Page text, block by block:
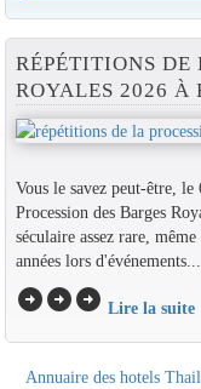
RÉPÉTITIONS DE
ROYALES 2026 À
Vous le savez peut-être,
Procession des Barges
séculaire assez rare,
années lors d'événements...
arrow_circle_rightarrow_circle_rightarrow_circle_right Lire la suite
Annuaire des hotels